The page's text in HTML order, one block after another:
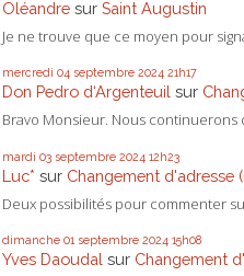
Oléandre sur Saint Augustin
Je ne trouve que ce moyen pour
mercredi 04 septembre 2024 21h17
Don Pedro d‘Argenteuil sur
Bravo Monsieur. Nous continuerons
mardi 03 septembre 2024 12h23
Luc* sur Changement d'adresse
Deux possibilités pour commenter
dimanche 01 septembre 2024 15h08
Yves Daoudal sur Changement